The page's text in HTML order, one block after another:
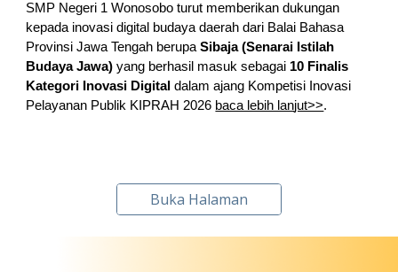
SMP Negeri 1 Wonosobo turut memberikan dukungan
kepada inovasi digital budaya daerah dari Balai Bahasa
Provinsi Jawa Tengah berupaSibaja (Senarai Istilah
Budaya Jawa) yang berhasil masuk sebagai 10 Finalis
Kategori Inovasi Digital dalam ajang Kompetisi Inovasi
Pelayanan Publik KIPRAH 2026 baca lebih lanjut>>.
Buka Halaman